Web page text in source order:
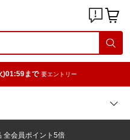
)01:59まで 要エントリー
全会員ポイント5倍